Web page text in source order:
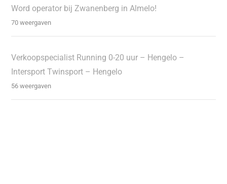
Word operator bij Zwanenberg in Almelo!
70 weergaven
Verkoopspecialist Running 0-20 uur – Hengelo –
Intersport Twinsport – Hengelo
56 weergaven